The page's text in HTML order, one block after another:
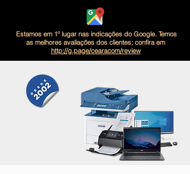
Estamos em 1º lugar nas indicações do Google. Temos
as melhores avaliações dos clientes; confira em
http://g.page/cearacom/review